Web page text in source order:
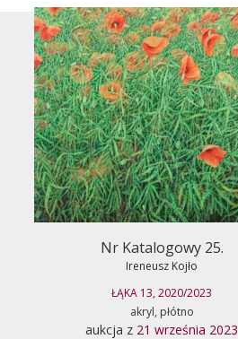
Nr Katalogowy 25.
Ireneusz Kojło
ŁĄKA 13, 2020/2023
akryl, płótno
aukcja z 21 września 2023